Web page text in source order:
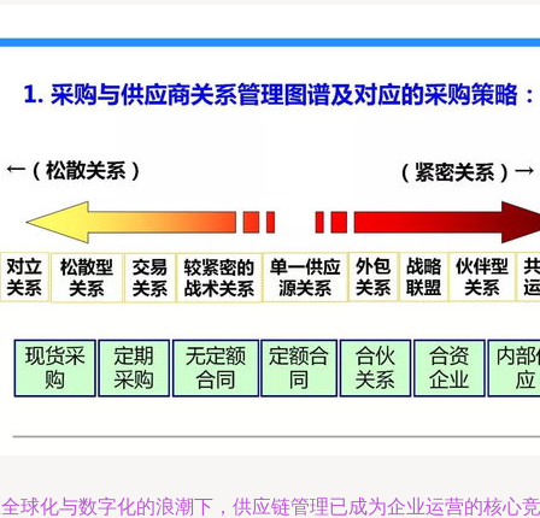
球化与数字化的浪潮下，供应链管理已成为企业运营的核心竞